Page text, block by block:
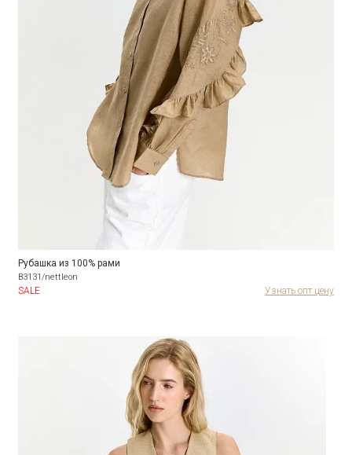
Рубашка из 100% рами
B3131/nettleon
SALE Узнать опт цену